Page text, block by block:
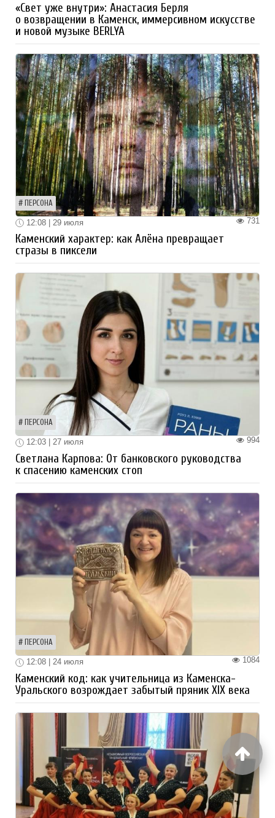
«Свет уже внутри»: Анастасия Берля
о возвращении в Каменск, иммерсивном искусстве
и новой музыке BERLYA
ПЕРСОНА
731
12:08 | 29 июля
Каменский характер: как Алёна превращает
стразы в пиксели
ПЕРСОНА
994
12:03 | 27 июля
Светлана Карпова: От банковского руководства
к спасению каменских стоп
ПЕРСОНА
1084
12:08 | 24 июля
Каменский код: как учительница из Каменска-
Уральского возрождает забытый пряник XIX века